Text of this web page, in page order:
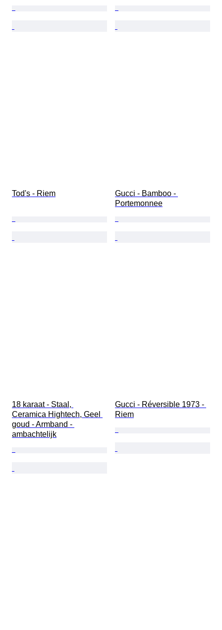
Tod's - Riem
Gucci - Bamboo -
Portemonnee
18 karaat - Staal,
Ceramica Hightech, Geel
goud - Armband -
ambachtelijk
Gucci - Réversible 1973 -
Riem